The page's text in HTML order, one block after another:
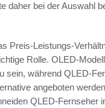
daher bei der Auswahl
Preis-Leistungs-
Rolle. OLED-
sein, während QLED-
angeboten
QLED-Fernseher